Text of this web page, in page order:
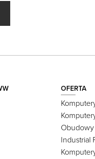
OFERTA
Industrial